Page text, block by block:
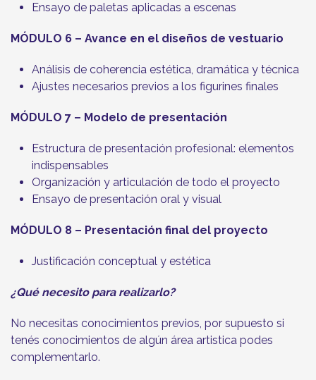
Ensayo de paletas aplicadas a escenas
MÓDULO 6 – Avance en el diseños de vestuario
Análisis de coherencia estética, dramática y técnica
Ajustes necesarios previos a los figurines finales
MÓDULO 7 – Modelo de presentación
Estructura de presentación profesional: elementos
indispensables
Organización y articulación de todo el proyecto
Ensayo de presentación oral y visual
MÓDULO 8 – Presentación final del proyecto
Justificación conceptual y estética
¿Qué necesito para realizarlo?
No necesitas conocimientos previos, por supuesto si
tenés conocimientos de algún área artistica podes
complementarlo.